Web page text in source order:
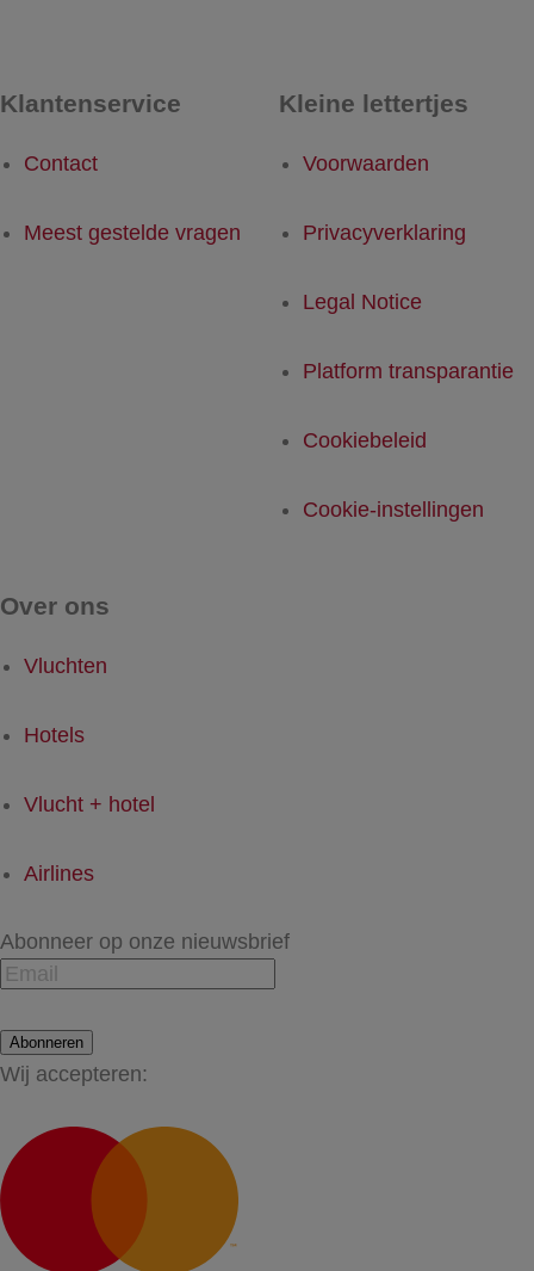
Klantenservice
Contact
Meest gestelde vragen
Kleine lettertjes
Voorwaarden
Privacyverklaring
Legal Notice
Platform transparantie
Cookiebeleid
Cookie-instellingen
Over ons
Vluchten
Hotels
Vlucht + hotel
Airlines
Abonneer op onze nieuwsbrief
Abonneren
Wij accepteren: